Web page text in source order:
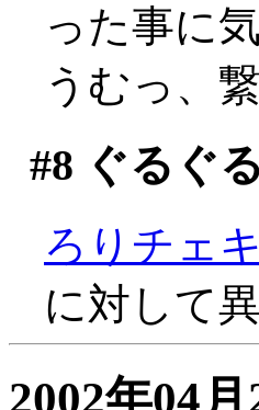
った事に
うむっ、
#8 ぐるぐる
ろりチェキ
に対して
2002年04